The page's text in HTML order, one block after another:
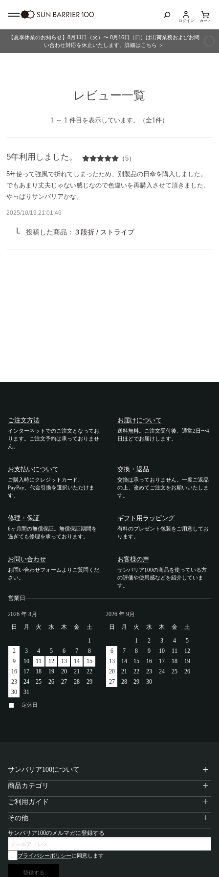
商品カテゴリ
メンズ
キッズ
お客様の声
ご注文方法
お支払いについて
交換・返品
ギフト用ラッピング
よくあるご質問・お問い合わせ
アカウント
ログイン / 新規登録
サイトポリシー
ログイン カート
【夏季休業のお知らせ】8月11日（火）〜 8月16日（日）は出荷業務およびお問
い合わせ対応を休止いたします。詳細はこちら ＞
レビュー一覧
1 ～ 1 件目を表示しています。（全1件）
5年利用しました。 （5）
5年使って強風で折れてしまったため、別製品の日傘を購入しました。
でもあまり丈夫じゃない感じなので色違いを再購入させて頂きました。
やっぱりサンバリアかな。
2025/10/19 21:01:46
投稿した商品： ３段折 / ストライプ
ご注文方法
インターネットでのご注文となってお
ります。ご注文予約は承っておりませ
ん。
お届けについて
送料無料。ご注文受付後、通常2日〜4
日ほどでお届けします。
お支払いについて
ご購入時にクレジットカード、
PayPay、代金引換を選択いただけま
す。
交換・返品
交換は承っておりません。一度ご返品
の上、改めてご注文をお願いいたしま
す。
修理・保証
6ヶ月間の無償保証。無償保証期間を
過ぎても修理を承っております。
ギフト用ラッピング
有料のプレゼント包装をご用意してお
ります。
お問い合わせ
お問い合わせフォームよりご質問くだ
さい。
お客様の声
サンバリア100の商品を使っている方
の評価や使用感などを紹介していま
す。
営業日
2026 年 8月
日
月 火 水 木 金
土
1
2
3 4 5 6 7
8
9
10 11 12 13 14
15
16
17 18 19 20 21
22
23
24 25 26 27 28
29
30
31
2026 年 9月
日
月 火 水 木 金
土
1
2 3 4
5
6
7 8 9 10 11
12
13
14 15 16 17 18
19
20
21 22 23 24 25
26
27
28 29 30
定休日
サンバリア100について
商品カテゴリ
ご利用ガイド
その他
サンバリア100のメルマガに登録する
プライバシーポリシーに同意します
登録する